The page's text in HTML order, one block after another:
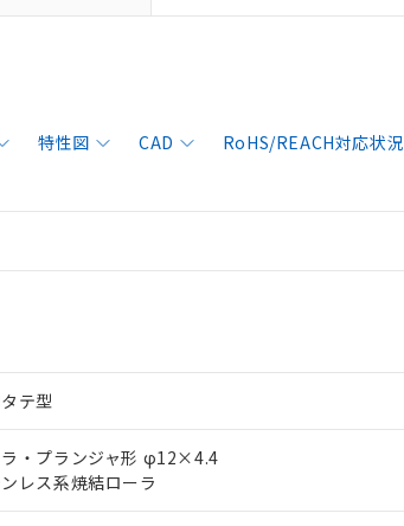
特性図 CAD RoHS/REACH対応状況
テ型
・プランジャ形 φ12×4.4
レス系焼結ローラ